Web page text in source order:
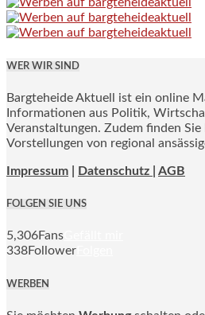
WER WIR SIND
Bargteheide Aktuell ist ein online
Informationen aus Politik,
Veranstaltungen. Zudem finden
Vorstellungen von regional
Impressum Datenschutz | AGB
FOLGEN SIE UNS
5,306Fans
338Follower
WERBEN